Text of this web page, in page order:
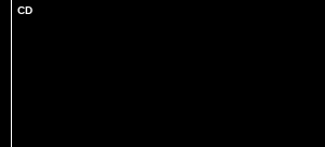
CD